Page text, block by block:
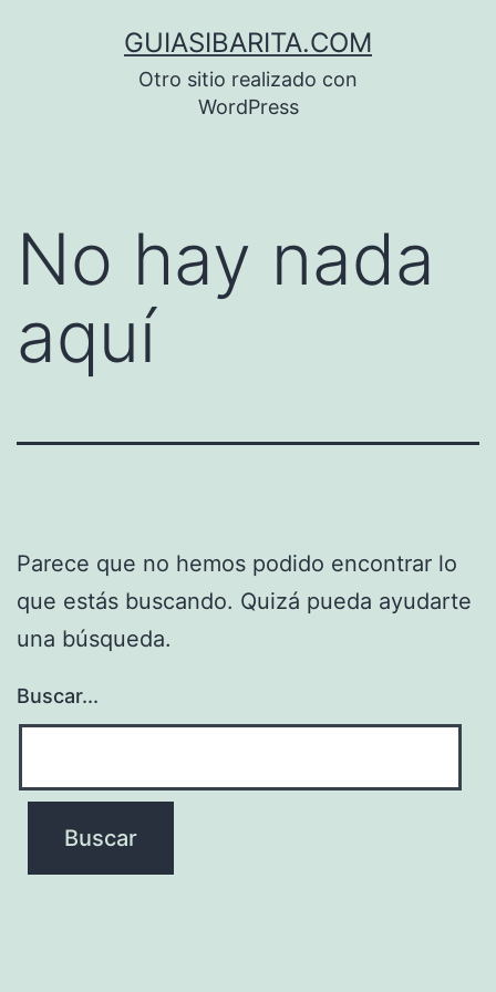
GUIASIBARITA.COM
Otro sitio realizado con
WordPress
No hay nada
aquí
Parece que no hemos podido encontrar lo
que estás buscando. Quizá pueda ayudarte
una búsqueda.
Buscar...